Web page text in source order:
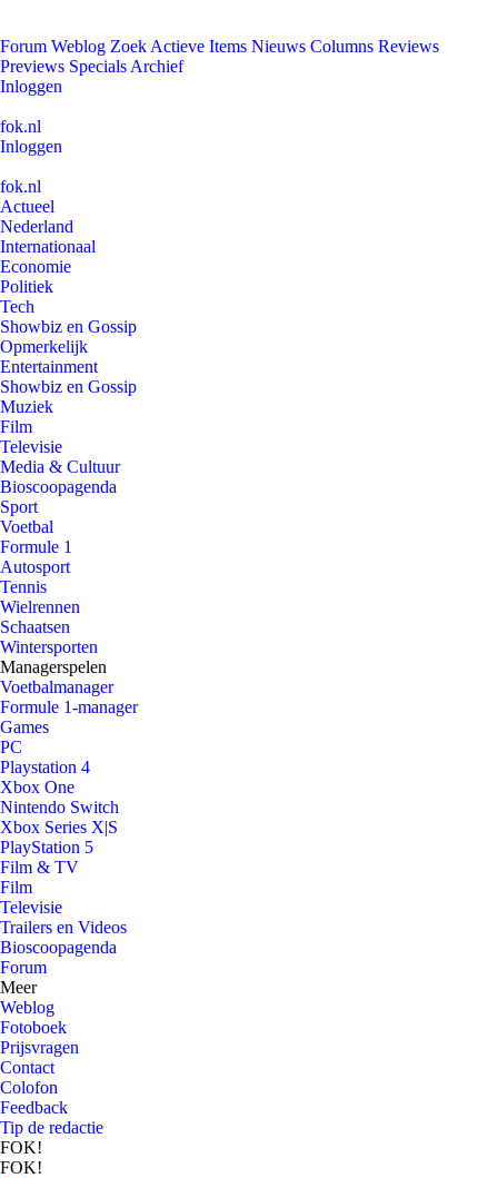
Forum Weblog Zoek Actieve Items Nieuws Columns Reviews
Previews Specials Archief
Inloggen
fok.nl
Inloggen
fok.nl
Actueel
Nederland
Internationaal
Economie
Politiek
Tech
Showbiz en Gossip
Opmerkelijk
Entertainment
Showbiz en Gossip
Muziek
Film
Televisie
Media & Cultuur
Bioscoopagenda
Sport
Voetbal
Formule 1
Autosport
Tennis
Wielrennen
Schaatsen
Wintersporten
Managerspelen
Voetbalmanager
Formule 1-manager
Games
PC
Playstation 4
Xbox One
Nintendo Switch
Xbox Series X|S
PlayStation 5
Film & TV
Film
Televisie
Trailers en Videos
Bioscoopagenda
Forum
Meer
Weblog
Fotoboek
Prijsvragen
Contact
Colofon
Feedback
Tip de redactie
FOK!
FOK!